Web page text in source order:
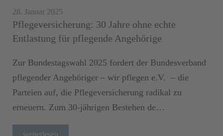
28. Januar 2025
Pflegeversicherung: 30 Jahre ohne echte
Entlastung für pflegende Angehörige
Zur Bundestagswahl 2025 fordert der Bundesverband
pflegender Angehöriger – wir pflegen e.V. – die
Parteien auf, die Pflegeversicherung radikal zu
erneuern. Zum 30-jährigen Bestehen de…
weiterlesen